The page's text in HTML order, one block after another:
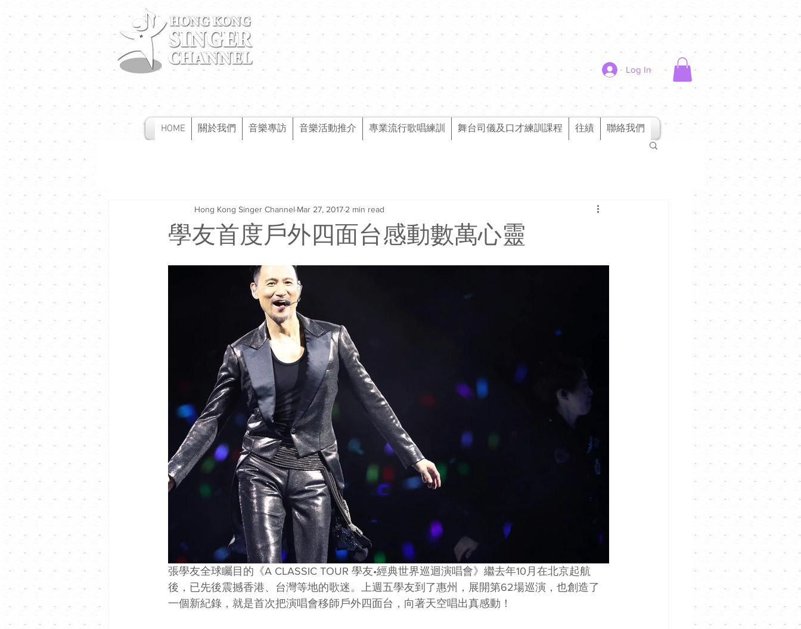
Log In
HOME 關於我們 音樂專訪 音樂活動推介 專業流行歌唱練訓 舞台司儀及口才練訓課程 往績 聯絡我們
學友首度戶外四面台感動數萬心靈
Hong Kong Singer Channel Mar 27, 2017 2 min read
張學友全球矚目的《A CLASSIC TOUR 學友•經典世界巡迴演唱會》繼去年10月在北京起航
後，已先後震撼香港、台灣等地的歌迷。上週五學友到了惠州，展開第62場巡演，也創造了
一個新紀錄，就是首次把演唱會移師戶外四面台，向著天空唱出真感動！